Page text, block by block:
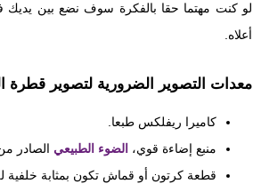
لو كنت مهتما حقا بالفكرة سوف نضع بين يديك
أعلاه.
معدات التصوير الضرورية لتصوير قطرة
كاميرا ريفلكس طبعا.
منبع إضاءة قوي، الضوء الطبيعي الصادر
قطعة كرتون أو قماش تكون بمثابة خلفية